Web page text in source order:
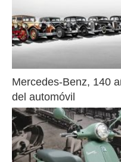
Mercedes-Benz, 140
del automóvil